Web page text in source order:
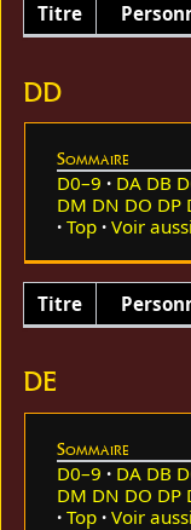
Titre
DD
Sommaire
D0–9 DA DB
DM DN DO DP
Top
Voir aussi
Titre
DE
Sommaire
D0–9 DA DB
DM DN DO DP
Top
Voir aussi